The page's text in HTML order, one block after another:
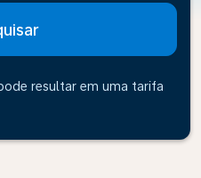
resultar em uma tarifa